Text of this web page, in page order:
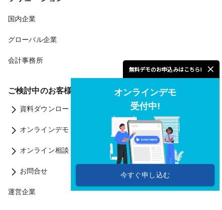
無料デモのお申込みはこちら!
オンラインデモ
受付中!
今すぐ申し込む
国内企業
グローバル企業
会計事務所
ご検討中のお客様へ
資料ダウンロード
オンラインデモ
オンライン相談
お問合せ
運営企業